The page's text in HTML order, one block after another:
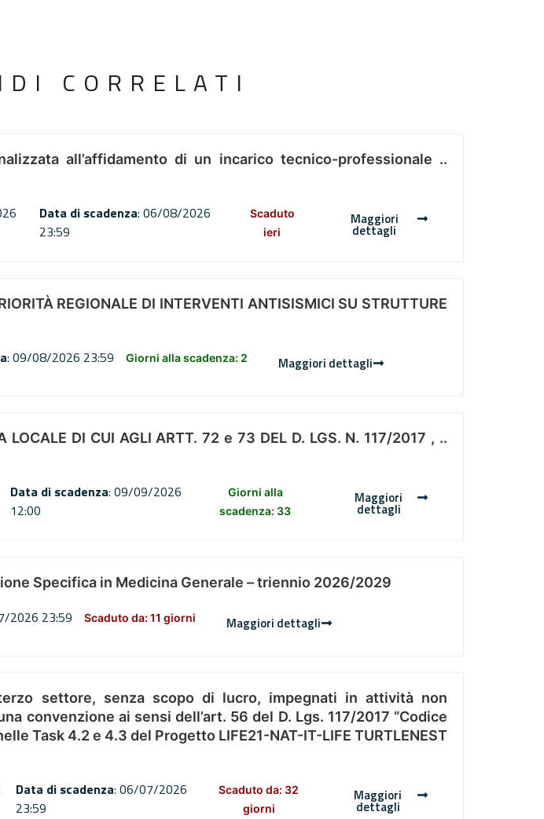
CORRELATI
all’affidamento di un incarico tecnico-professionale ..
Data di scadenza: 06/08/2026
23:59
Scaduto
ieri
Maggiori
dettagli
REGIONALE DI INTERVENTI ANTISISMICI SU STRUTTURE
: 09/08/2026 23:59 Giorni alla scadenza: 2 Maggiori dettagli
LOCALE DI CUI AGLI ARTT. 72 e 73 DEL D. LGS. N. 117/2017 , ..
Data di scadenza: 09/09/2026
12:00
Giorni alla
scadenza: 33
Maggiori
dettagli
Specifica in Medicina Generale – triennio 2026/2029
2026 23:59 Scaduto da: 11 giorni Maggiori dettagli
settore, senza scopo di lucro, impegnati in attività non
convenzione ai sensi dell’art. 56 del D. Lgs. 117/2017 “Codice
Task 4.2 e 4.3 del Progetto LIFE21-NAT-IT-LIFE TURTLENEST
Data di scadenza: 06/07/2026
23:59
Scaduto da: 32
giorni
Maggiori
dettagli